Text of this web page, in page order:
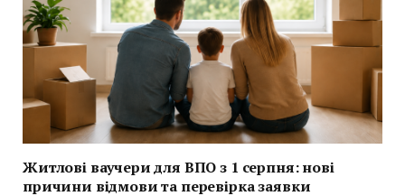
Житлові ваучери для ВПО з 1 серпня: нові
причини відмови та перевірка заявки